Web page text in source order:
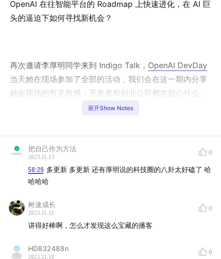
OpenAI 在往智能平台的 Roadmap 上快速进化，在 AI 巨
头的逼迫下如何寻找新机会？
再次邀请李厚明同学来到 Indigo Talk， OpenAI DevDay
当天她在现场参加了全部的活动，我们会在这一期内分享
她在现场的所见所感，开发者和创业公司都在担心什么、
思考什么？最新的 GPTs 还有 Assistants API 会有哪些潜
本期嘉宾
李厚明（棕榈资本 创始人）
时间轴
00:01:46 现场气氛回顾
00:05:58创业者们在现场的真实感受
展开Show Notes
把自己作为方法
2023.11.13
0
58:29 多更新 多更新 还有厚明说的科技圈的八卦太好磕了 哈
哈哈哈
树速成长
2023.11.11
0
讲得好棒啊，怎么才发现这么宝藏的播客
HD832488n
2023.11.10
0